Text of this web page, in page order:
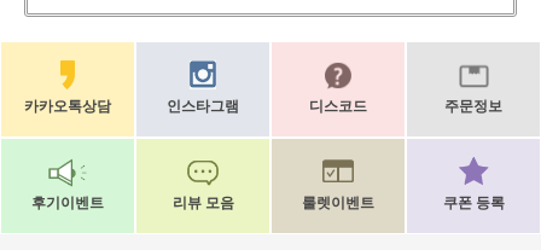
카카오톡상담 인스타그램 디스코드 주문정보
후기이벤트 리뷰 모음 룰렛이벤트 쿠폰 등록